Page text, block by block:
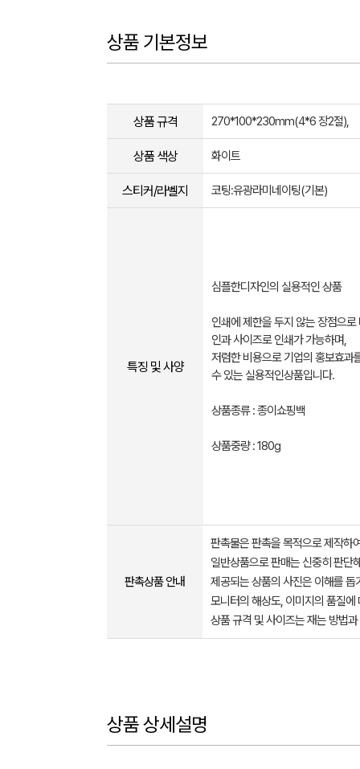
상품 기본정보
상품 규격 270*100*230mm(4*6 장2절),
상품 색상 화이트
스티커/라벨지 코팅:유광라미네이팅(기본)
특징 및 사양
심플한디자인의 실용적인 상품
인쇄에 제한을 두지 않는 장점으로
인과 사이즈로 인쇄가 가능하며,
저렴한 비용으로 기업의 홍보효과
수 있는 실용적인상품입니다.
상품종류 : 종이쇼핑백
상품중량 : 180g
판촉상품 안내
판촉물은 판촉을 목적으로 제작하
일반상품으로 판매는 신중히 판단
제공되는 상품의 사진은 이해를
모니터의 해상도, 이미지의 품질
상품 규격 및 사이즈는 재는 방법
상품 상세설명